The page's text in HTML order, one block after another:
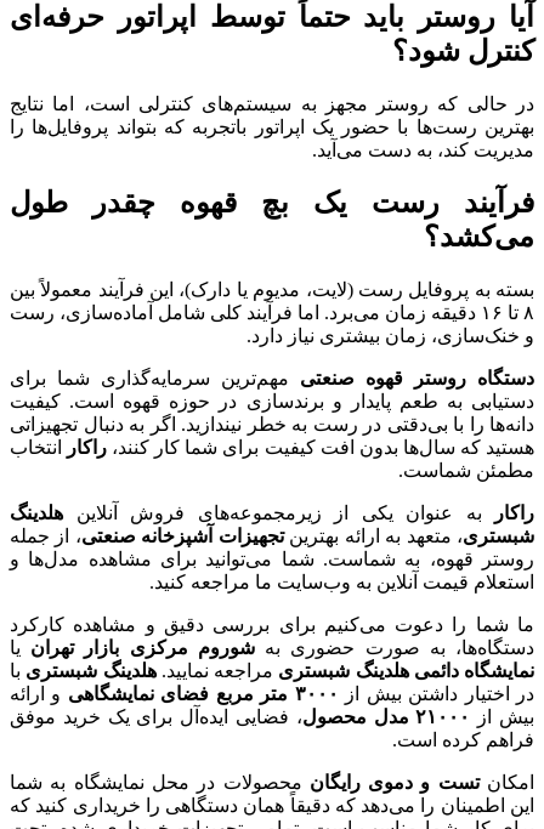
آیا روستر باید حتماً توسط اپراتور حرفه‌ای
کنترل شود؟
در حالی که روستر مجهز به سیستم‌های کنترلی است، اما نتایج
بهترین رست‌ها با حضور یک اپراتور باتجربه که بتواند پروفایل‌ها را
مدیریت کند، به دست می‌آید.
فرآیند رست یک بچ قهوه چقدر طول
می‌کشد؟
بسته به پروفایل رست (لایت، مدیوم یا دارک)، این فرآیند معمولاً بین
۸ تا ۱۶ دقیقه زمان می‌برد. اما فرآیند کلی شامل آماده‌سازی، رست
و خنک‌سازی، زمان بیشتری نیاز دارد.
دستگاه روستر قهوه صنعتی مهم‌ترین سرمایه‌گذاری شما برای
دستیابی به طعم پایدار و برندسازی در حوزه قهوه است. کیفیت
دانه‌ها را با بی‌دقتی در رست به خطر نیندازید. اگر به دنبال تجهیزاتی
هستید که سال‌ها بدون افت کیفیت برای شما کار کنند، راکار
انتخاب
مطمئن شماست.
راکار به عنوان یکی از زیرمجموعه‌های فروش آنلاین هلدینگ
شبستری، متعهد به ارائه بهترینتجهیزات آشپزخانه صنعتی، از جمله
روستر قهوه، به شماست. شما می‌توانید برای مشاهده مدل‌ها و
استعلام قیمت آنلاین به وب‌سایت ما مراجعه کنید.
ما شما را دعوت می‌کنیم برای بررسی دقیق و مشاهده کارکرد
دستگاه‌ها، به صورت حضوری بهشوروم مرکزی بازار تهران یا
نمایشگاه دائمی هلدینگ شبستری مراجعه نمایید.هلدینگ شبستری با
در اختیار داشتن بیش از
۳۰۰۰ متر مربع فضای نمایشگاهی و ارائه
بیش از
۲۱۰۰۰مدل محصول، فضایی ایده‌آل برای یک خرید موفق
فراهم کرده است.
امکانتست و دموی رایگان محصولات در محل نمایشگاه به شما
این اطمینان را می‌دهد که دقیقاً همان دستگاهی را خریداری کنید که